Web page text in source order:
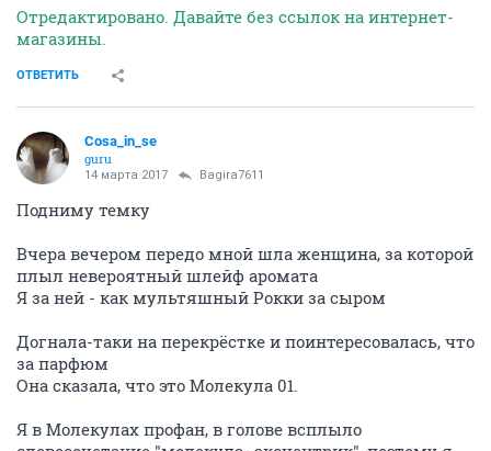
Отредактировано. Давайте без ссылок на интернет-
магазины.
ОТВЕТИТЬ
Cosa_in_se
guru
14 марта 2017 Bagira7611
Подниму темку
Вчера вечером передо мной шла женщина, за которой
плыл невероятный шлейф аромата
Я за ней - как мультяшный Рокки за сыром
Догнала-таки на перекрёстке и поинтересовалась, что
за парфюм
Она сказала, что это Молекула 01.
Я в Молекулах профан, в голове всплыло